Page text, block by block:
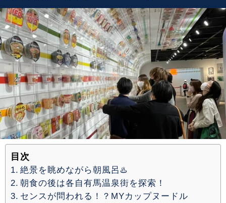
目次
絶景を眺めながら朝風呂♨️
朝食の後は各自有馬温泉街を探索！
センスが問われる！？MYカップヌードル